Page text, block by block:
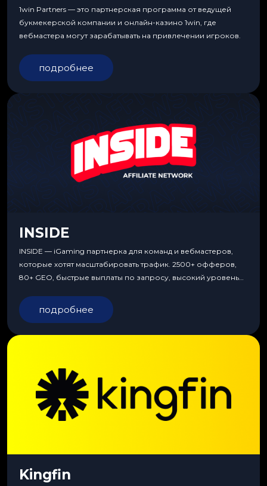
1win Partners — это партнерская программа от ведущей
букмекерской компании и онлайн-казино 1win, где
вебмастера могут зарабатывать на привлечении игроков.
подробнее
INSIDE
INSIDE — iGaming партнерка для команд и вебмастеров,
которые хотят масштабировать трафик. 2500+ офферов,
80+ GEO, быстрые выплаты по запросу, высокий уровень
подробнее
Kingfin